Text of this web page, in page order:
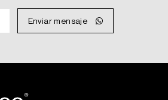
Enviar mensaje